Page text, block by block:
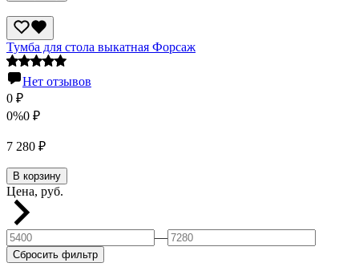
Тумба для стола выкатная Форсаж
Нет отзывов
0 ₽
0%0 ₽
7 280 ₽
В корзину
Цена, руб.
—
Сбросить фильтр